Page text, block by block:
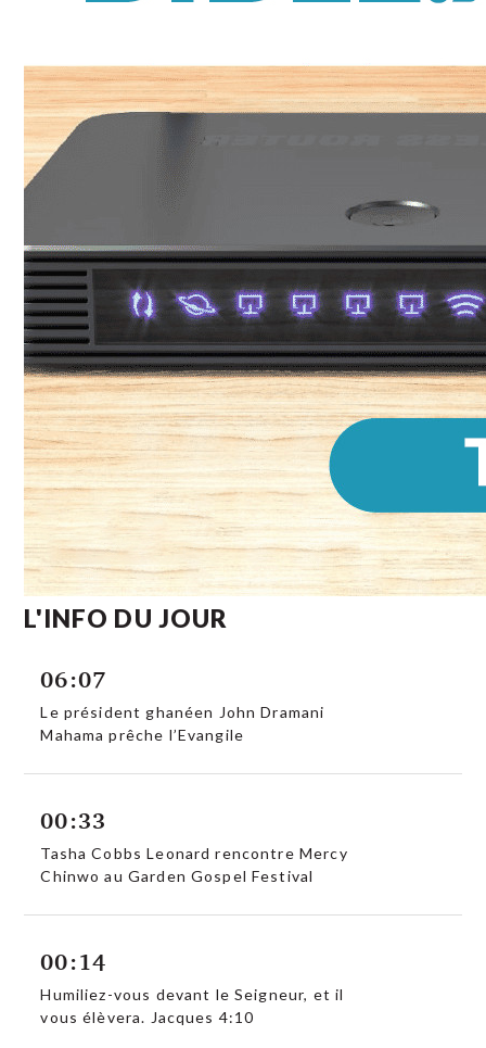
L'INFO DU JOUR
06:07
Le président ghanéen John Dramani
Mahama prêche l’Evangile
00:33
Tasha Cobbs Leonard rencontre Mercy
Chinwo au Garden Gospel Festival
00:14
Humiliez-vous devant le Seigneur, et il
vous élèvera. Jacques 4:10